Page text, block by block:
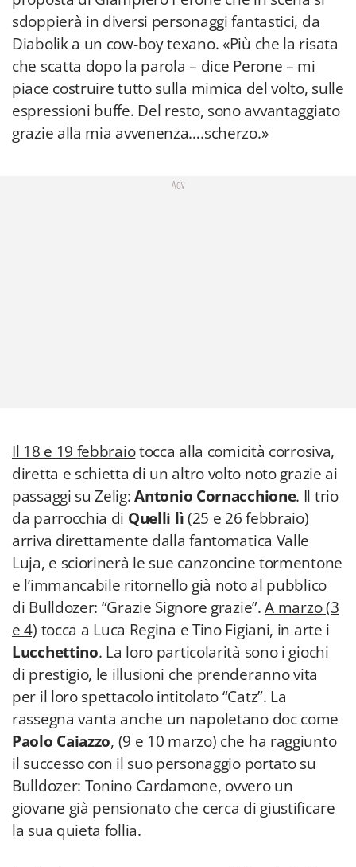
sdoppierà in diversi personaggi fantastici, da
Diabolik a un cow-boy texano. «Più che la risata
che scatta dopo la parola – dice Perone – mi
piace costruire tutto sulla mimica del volto, sulle
espressioni buffe. Del resto, sono avvantaggiato
grazie alla mia avvenenza….scherzo.»
Adv
Il 18 e 19 febbraiotocca alla comicità corrosiva,
diretta e schietta di un altro volto noto grazie ai
passaggi su Zelig:Antonio Cornacchione. Il trio
da parrocchia di Quelli lì(25 e 26 febbraio)
arriva direttamente dalla fantomatica Valle
Luja, e sciorinerà le sue canzoncine tormentone
e l’immancabile ritornello già noto al pubblico
di Bulldozer: “Grazie Signore grazie”.A marzo (3
e 4) tocca a Luca Regina e Tino Figiani, in arte i
Lucchettino. La loro particolarità sono i giochi
di prestigio, le illusioni che prenderanno vita
per il loro spettacolo intitolato “Catz”. La
rassegna vanta anche un napoletano doc come
Paolo Caiazzo, (9 e 10 marzo) che ha raggiunto
il successo con il suo personaggio portato su
Bulldozer: Tonino Cardamone, ovvero un
giovane già pensionato che cerca di giustificare
la sua quieta follia.